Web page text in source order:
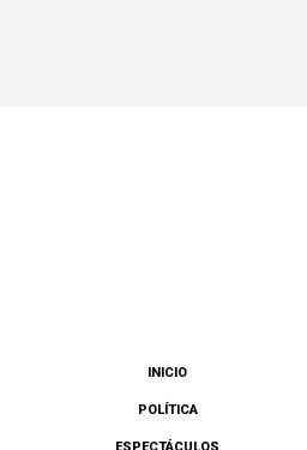
INICIO
POLÍTICA
ESPECTÁCULOS